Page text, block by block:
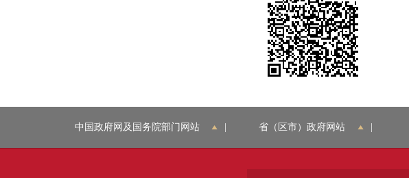
中国政府网及国务院部门网站 | 省（区市）政府网站 |